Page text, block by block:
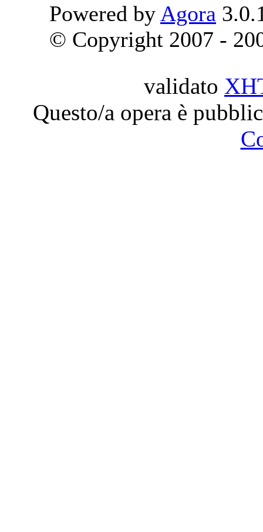
Powered by Agora
© Copyright 2007 -
validato
Questo/a opera è